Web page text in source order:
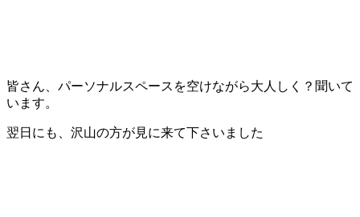
皆さん、パーソナルスペースを空けながら大人しく？聞いて
います。
翌日にも、沢山の方が見に来て下さいました